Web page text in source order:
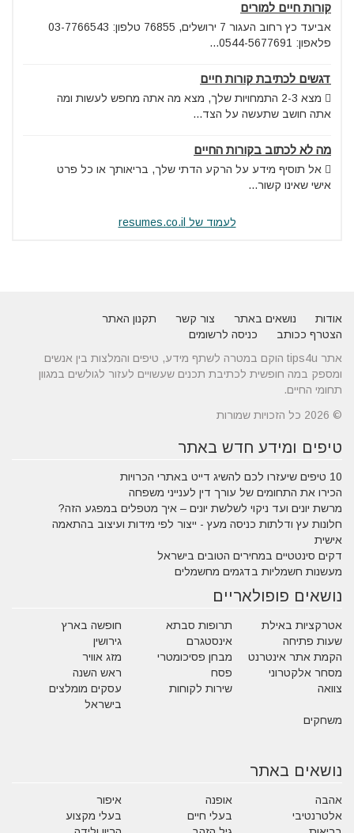
קורות חיים למורים
אביעד כץ רחוב העגור 7 ירושלים, 76855 טלפון: 03-7766543
פלאפון: 0544-5677691...
דגשים לכתיבת קורות חיים
 מצא 2-3 התמחויות שלך, מצא מה אתה מחפש לעשות ומה
אתה חושב שתעשה על הצד...
מה לא לכתוב בקורות החיים
 אל תוסיף מידע על הרקע הדתי שלך, בריאותך או כל פרט
אישי שאינו קשור...
לעמוד של resumes.co.il
אודות נושאים באתר צור קשר
תקנון האתר
הצטרף ככותב
כניסה לרשומים
אתר tips4u הוקם במטרה לשתף מידע, טיפים והמלצות בין אנשים
ומספק במה חופשית לכתיבת תכנים שעשויים לעזור לגולשים במגוון
תחומי החיים.
© 2026 כל הזכויות שמורות
טיפים ומידע חדש באתר
10 טיפים שיעזרו לכם להשיג דייט באתרי הכרויות
הכירו את התחומים של עורך דין לענייני משפחה
מרשת יונים ועד ניקוי לשלשת יונים – איך מטפלים במפגע הזה?
חלונות עץ ודלתות כניסה מעץ - ייצור לפי מידות ועיצוב בהתאמה
אישית
דקים סינטטיים במחירים הטובים בישראל
מעשנות חשמליות בדגמים מחשמלים
נושאים פופולאריים
אטרקציות באילת תרופות סבתא
חופשה בארץ
שעות פתיחה
אינסטגרם
גירושין
הקמת אתר אינטרנט
מבחן פסיכומטרי
מזג אוויר
מסחר אלקטרוני
פסח
ראש השנה
צוואה
שירות לקוחות
עסקים מומלצים
בישראל
משחקים
נושאים באתר
אהבה אופנה
איפור
אלטרנטיבי
בעלי חיים
בעלי מקצוע